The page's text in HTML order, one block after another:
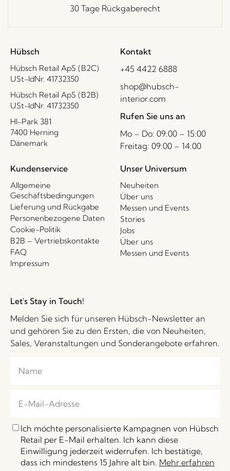
30 Tage Rückgaberecht
Hübsch
Hübsch Retail ApS (B2C)
USt-IdNr. 41732350
Hübsch Retail ApS (B2B)
USt-IdNr. 41732350
HI-Park 381
7400 Herning
Dänemark
Kontakt
+45 4422 6888
shop@hubsch-
interior.com
Rufen Sie uns an
Mo – Do: 09:00 – 15:00
Freitag: 09:00 – 14:00
Kundenservice
Allgemeine
Geschäftsbedingungen
Lieferung und Rückgabe
Personenbezogene Daten
Cookie-Politik
B2B – Vertriebskontakte
FAQ
Impressum
Unser Universum
Neuheiten
Über uns
Messen und Events
Stories
Jobs
Über uns
Messen und Events
Let's Stay in Touch!
Melden Sie sich für unseren Hübsch-Newsletter an
und gehören Sie zu den Ersten, die von Neuheiten,
Sales, Veranstaltungen und Sonderangebote erfahren.
Ich möchte personalisierte Kampagnen von Hübsch
Retail per E-Mail erhalten. Ich kann diese
Einwilligung jederzeit widerrufen. Ich bestätige,
dass ich mindestens 15 Jahre alt bin. Mehr erfahren